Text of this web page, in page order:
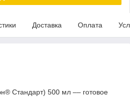
Доставка Оплата
Стандарт) 500 мл –– готовое